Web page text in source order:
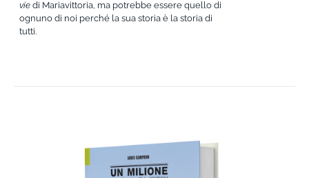
viedi Mariavittoria, ma potrebbe essere quello di
ognuno di noi perché la sua storia è la storia di
tutti.